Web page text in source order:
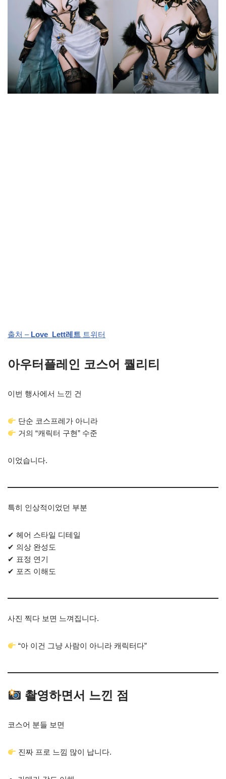
출처 – Love_Lett레트 트위터
아우터플레인 코스어 퀄리티
이번 행사에서 느낀 건
단순 코스프레가 아니라
거의 “캐릭터 구현” 수준
이었습니다.
특히 인상적이었던 부분
✔ 헤어 스타일 디테일
✔ 의상 완성도
✔ 표정 연기
✔ 포즈 이해도
사진 찍다 보면 느껴집니다.
“아 이건 그냥 사람이 아니라 캐릭터다”
촬영하면서 느낀 점
코스어 분들 보면
진짜 프로 느낌 많이 납니다.